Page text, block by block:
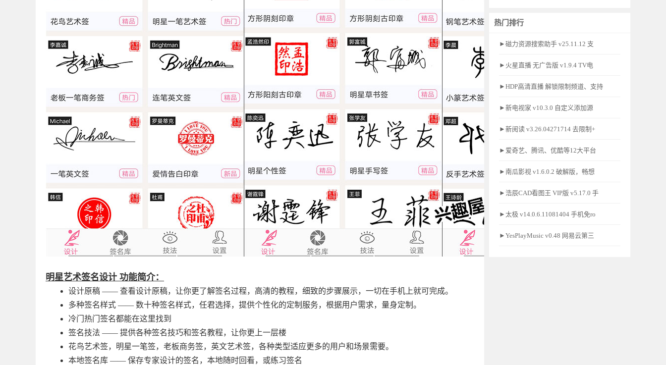
热门排行
►磁力资源搜索助手 v25.11.12 支
►火星直播 无广告版 v1.9.4 TV电
►HDP高清直播 解锁限制频道、支持
►新电视家 v10.3.0 自定义添加源
►新阅读 v3.26.04271714 去限制+
►爱奇艺、腾讯、优酷等12大平台
►南瓜影视 v1.6.0.2 破解版，畅想
►浩辰CAD看图王 VIP版 v5.17.0 手
►太极 v14.0.6.11081404 手机免ro
►YesPlayMusic v0.48 网易云第三
明星艺术签名设计 功能简介：
设计原稿 —— 查看设计原稿，让你更了解签名过程，高清的教程，细致的步骤展示，一切在手机上就可完成。
多种签名样式 —— 数十种签名样式，任君选择，提供个性化的定制服务，根据用户需求，量身定制。
冷门热门签名都能在这里找到
签名技法 —— 提供各种签名技巧和签名教程，让你更上一层楼
花鸟艺术签，明星一笔签，老板商务签，英文艺术签，各种类型适应更多的用户和场景需要。
本地签名库 —— 保存专家设计的签名，本地随时回看，或练习签名